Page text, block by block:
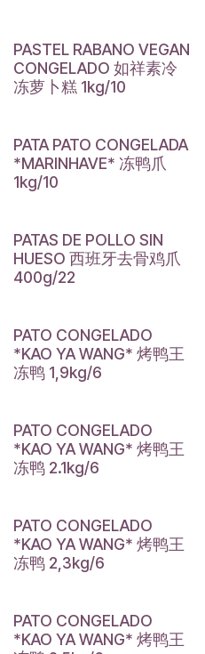
PASTEL RABANO VEGAN
CONGELADO 如祥素冷
冻萝卜糕 1kg/10
PATA PATO CONGELADA
*MARINHAVE* 冻鸭爪
1kg/10
PATAS DE POLLO SIN
HUESO 西班牙去骨鸡爪
400g/22
PATO CONGELADO
*KAO YA WANG* 烤鸭王
冻鸭 1,9kg/6
PATO CONGELADO
*KAO YA WANG* 烤鸭王
冻鸭 2.1kg/6
PATO CONGELADO
*KAO YA WANG* 烤鸭王
冻鸭 2,3kg/6
PATO CONGELADO
*KAO YA WANG* 烤鸭王